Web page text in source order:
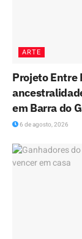
ARTE
Projeto Entre
em Barra do
6 de agosto, 2026